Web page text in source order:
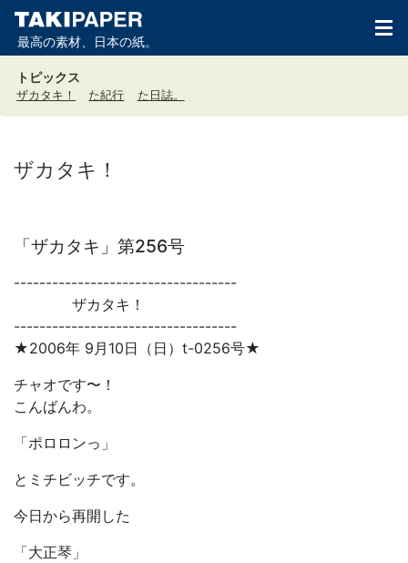
最高の素材、日本の紙。
トピックス
ザカタキ！ た紀行 た日誌。
ザカタキ！
「ザカタキ」第256号
-----------------------------------
ザカタキ！
-----------------------------------
★2006年 9月10日（日）t-0256号★
チャオです〜！
こんばんわ。
「ポロロンっ」
とミチビッチです。
今日から再開した
「大正琴」